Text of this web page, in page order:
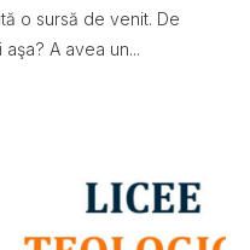
o sursă de venit. De
A avea un...